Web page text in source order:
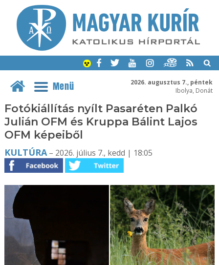
2026. augusztus 7., péntek
Ibolya, Donát
Menü
Fotókiállítás nyílt Pasaréten Palkó
Julián OFM és Kruppa Bálint Lajos
OFM képeiből
KULTÚRA– 2026. július 7., kedd | 18:05